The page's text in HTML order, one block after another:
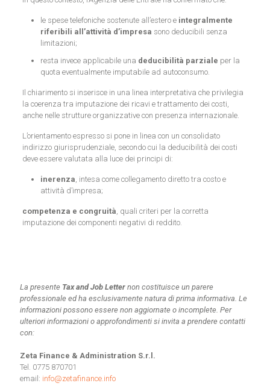
le spese telefoniche sostenute all’estero e integralmente
riferibili all’attività d’impresa sono deducibili senza
limitazioni;
resta invece applicabile una deducibilità parziale per la
quota eventualmente imputabile ad autoconsumo.
Il chiarimento si inserisce in una linea interpretativa che privilegia
la coerenza tra imputazione dei ricavi e trattamento dei costi,
anche nelle strutture organizzative con presenza internazionale.
L’orientamento espresso si pone in linea con un consolidato
indirizzo giurisprudenziale, secondo cui la deducibilità dei costi
deve essere valutata alla luce dei principi di:
inerenza, intesa come collegamento diretto tra costo e
attività d’impresa;
competenza e congruità, quali criteri per la corretta
imputazione dei componenti negativi di reddito.
La presente Tax and Job Letter non costituisce un parere
professionale ed ha esclusivamente natura di prima informativa. Le
informazioni possono essere non aggiornate o incomplete. Per
ulteriori informazioni o approfondimenti si invita a prendere contatti
con:
Zeta Finance & Administration S.r.l.
Tel. 0775 870701
email: info@zetafinance.info